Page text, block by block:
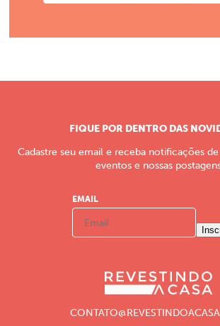
FIQUE POR DENTRO DAS
Cadastre seu email e receba notificações
eventos e nossas
EMAIL